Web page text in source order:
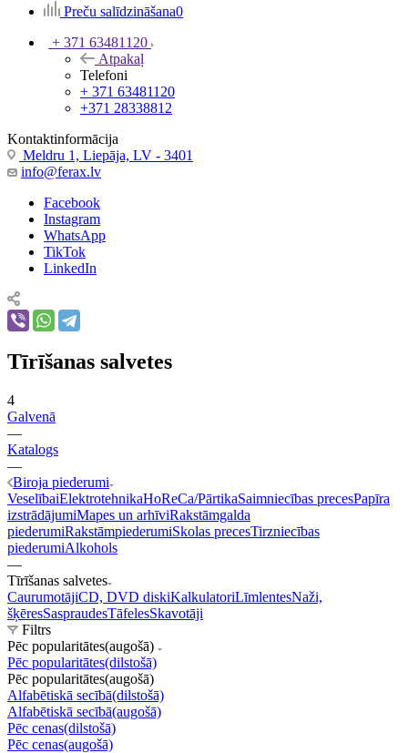
Preču salīdzināšana0
+ 371 63481120
Atpakaļ
Telefoni
+ 371 63481120
+371 28338812
Kontaktinformācija
Meldru 1, Liepāja, LV - 3401
info@ferax.lv
Facebook
Instagram
WhatsApp
TikTok
LinkedIn
Tīrīšanas salvetes
4
Galvenā
—
Katalogs
—
Biroja piederumi
VeselībaiElektrotehnikaHoReCa/PārtikaSaimniecības precesPapīra
izstrādājumiMapes un arhīviRakstāmgalda
piederumiRakstāmpiederumiSkolas precesTirzniecības
piederumiAlkohols
—
Tīrīšanas salvetes
CaurumotājiCD, DVD diskiKalkulatoriLīmlentesNaži,
šķēresSaspraudesTāfelesSkavotāji
Filtrs
Pēc popularitātes(augošā)
Pēc popularitātes(dilstošā)
Pēc popularitātes(augošā)
Alfabētiskā secībā(dilstošā)
Alfabētiskā secībā(augošā)
Pēc cenas(dilstošā)
Pēc cenas(augošā)